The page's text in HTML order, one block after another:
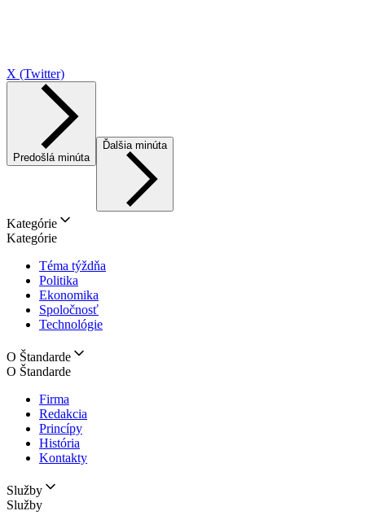
X (Twitter)
Predošlá minúta
Ďalšia minúta
Kategórie
Kategórie
Téma týždňa
Politika
Ekonomika
Spoločnosť
Technológie
O Štandarde
O Štandarde
Firma
Redakcia
Princípy
História
Kontakty
Služby
Služby